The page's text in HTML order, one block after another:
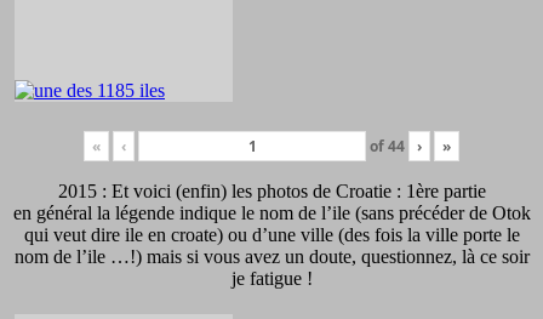
« ‹ of44 › »
2015 : Et voici (enfin) les photos de Croatie : 1ère partie
en général la légende indique le nom de l’ile (sans précéder de Otok
qui veut dire ile en croate) ou d’une ville (des fois la ville porte le
nom de l’ile …!) mais si vous avez un doute, questionnez, là ce soir
je fatigue !